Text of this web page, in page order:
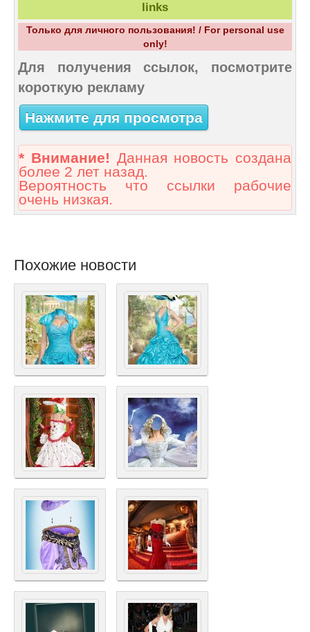
links
Только для личного пользования! / For personal use
only!
Для получения ссылок, посмотрите
короткую рекламу
Нажмите для просмотра
* Внимание! Данная новость создана
более 2 лет назад.
Вероятность что ссылки рабочие
очень низкая.
Похожие новости